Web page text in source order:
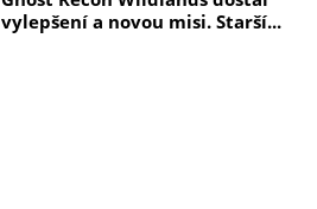
vylepšení a novou misi. Starší...